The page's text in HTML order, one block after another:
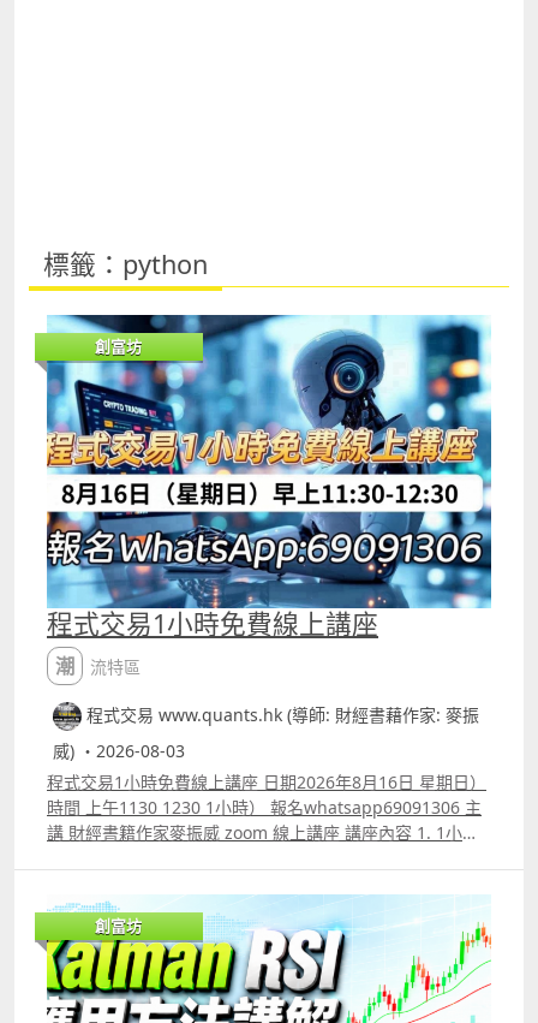
標籤：python
創富坊
程式交易1小時免費線上講座
潮流特區
程式交易 www.quants.hk (導師: 財經書藉作家: 麥振
威) ・2026-08-03
程式交易1小時免費線上講座 日期2026年8月16日 星期日）
時間 上午1130 1230 1小時） 報名whatsapp69091306 主
講 財經書籍作家麥振威 zoom 線上講座 講座內容 1. 1小時
View策略的AI agent應用 4. ICT策略改良版勝率達80.8%的
原理 5.如何快速將pine script寫的交易策略轉為python版
本 6.如何快速學懂用python寫運用排盤市場深度數據的交
易策略autotrade 7.期指盤路分析原理講解 報名whatspp
69091306 或電郵paul.mark881@gmail.com
創富坊